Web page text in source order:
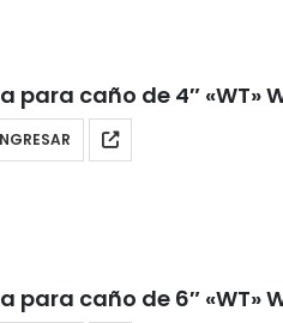
para caño de 4″ «WT»
para caño de 6″ «WT»